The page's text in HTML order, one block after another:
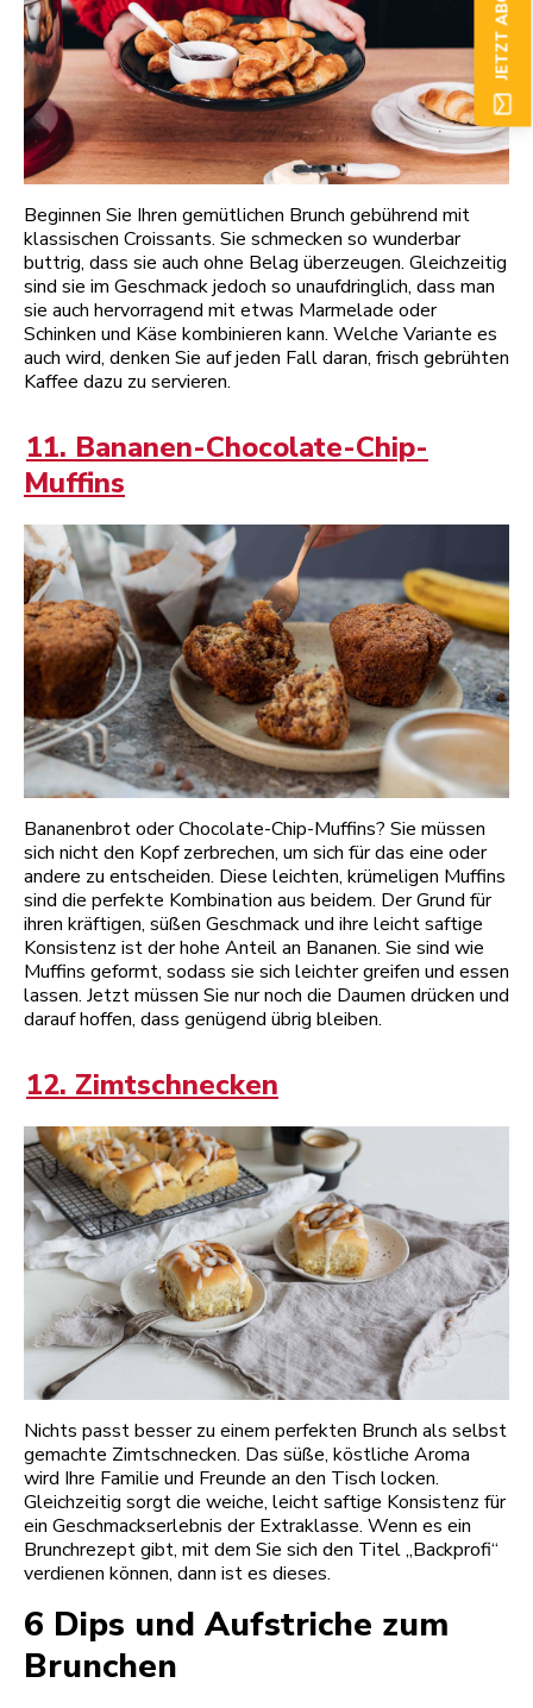
Beginnen Sie Ihren gemütlichen Brunch gebührend mit
klassischen Croissants. Sie schmecken so wunderbar
buttrig, dass sie auch ohne Belag überzeugen. Gleichzeitig
sind sie im Geschmack jedoch so unaufdringlich, dass man
sie auch hervorragend mit etwas Marmelade oder
Schinken und Käse kombinieren kann. Welche Variante es
auch wird, denken Sie auf jeden Fall daran, frisch gebrühten
Kaffee dazu zu servieren.
11. Bananen-Chocolate-Chip-
Muffins
Bananenbrot oder Chocolate-Chip-Muffins? Sie müssen
sich nicht den Kopf zerbrechen, um sich für das eine oder
andere zu entscheiden. Diese leichten, krümeligen Muffins
sind die perfekte Kombination aus beidem. Der Grund für
ihren kräftigen, süßen Geschmack und ihre leicht saftige
Konsistenz ist der hohe Anteil an Bananen. Sie sind wie
Muffins geformt, sodass sie sich leichter greifen und essen
lassen. Jetzt müssen Sie nur noch die Daumen drücken und
darauf hoffen, dass genügend übrig bleiben.
12. Zimtschnecken
Nichts passt besser zu einem perfekten Brunch als selbst
gemachte Zimtschnecken. Das süße, köstliche Aroma
wird Ihre Familie und Freunde an den Tisch locken.
Gleichzeitig sorgt die weiche, leicht saftige Konsistenz für
ein Geschmackserlebnis der Extraklasse. Wenn es ein
Brunchrezept gibt, mit dem Sie sich den Titel „Backprofi“
verdienen können, dann ist es dieses.
6 Dips und Aufstriche zum
Brunchen